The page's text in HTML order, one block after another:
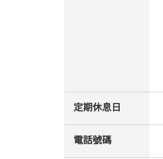
定期休息日
電話號碼